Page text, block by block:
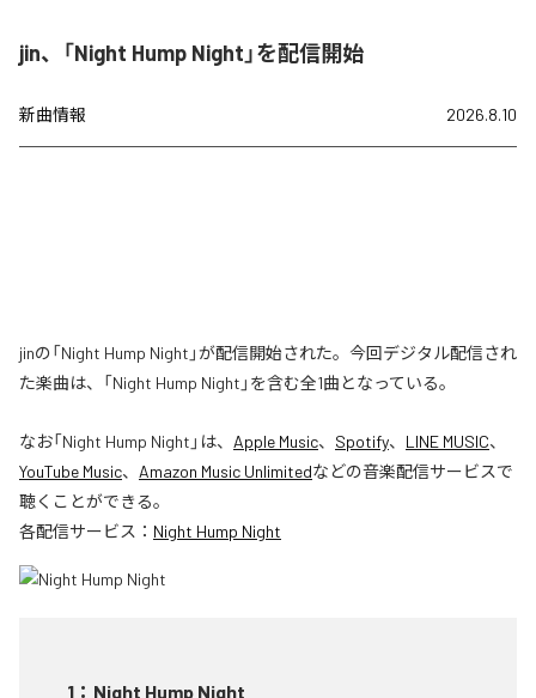
jin、「Night Hump Night」を配信開始
新曲情報 2026.8.10
jinの「Night Hump Night」が配信開始された。今回デジタル配信され
た楽曲は、「Night Hump Night」を含む全1曲となっている。
なお「Night Hump Night 」は、 Apple Music、 Spotify、 LINE MUSIC、
YouTube Music、 Amazon Music Unlimitedなどの音楽配信サービスで
聴くことができる。
各配信サービス： Night Hump Night
1 ： Night Hump Night